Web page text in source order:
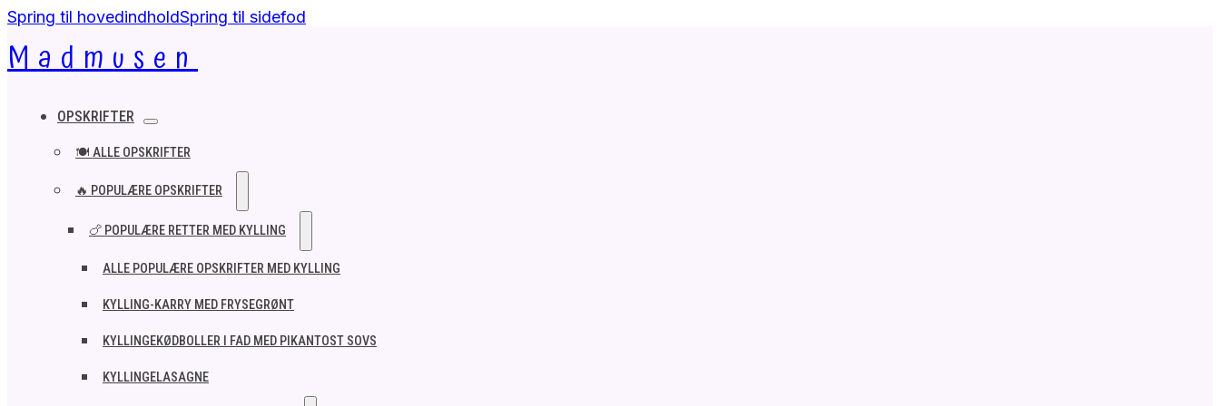
Spring til hovedindholdSpring til sidefod
Madmusen
OPSKRIFTER
🍽️ ALLE OPSKRIFTER
🔥 POPULÆRE OPSKRIFTER
🍗 POPULÆRE RETTER MED KYLLING
ALLE POPULÆRE OPSKRIFTER MED KYLLING
KYLLING-KARRY MED FRYSEGRØNT
KYLLINGEKØDBOLLER I FAD MED PIKANTOST SOVS
KYLLINGELASAGNE